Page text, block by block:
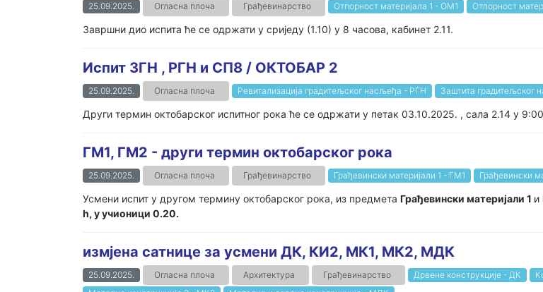
25.09.2025. Огласна плоча Грађевинарство Отпорност материјала 1 - ОМ1 Отпорност
Завршни дио испита ће се одржати у сриједу (1.10) у 8 часова, кабинет 2.11.
Испит ЗГН , РГН и СП8 / ОКТОБАР 2
25.09.2025. Огласна плоча Ревитализација градитељског насљеђа - РГН Заштита градитељског
Други термин октобарског испитног рока ће се одржати у петак 03.10.2025. , сала 2.14 у
ГМ1, ГМ2 - други термин октобарског рока
25.09.2025. Огласна плоча Грађевинарство Грађевински материјали 1 - ГМ1 Грађевински
Усмени испит у другом термину октобарског рока, из предмета Грађевински материјали 1 и
h, у учионици 0.20.
измјена сатнице за усмени ДК, КИ2, МК1, МК2, МДК
25.09.2025. Огласна плоча Архитектура Грађевинарство Дрвене конструкције - ДК